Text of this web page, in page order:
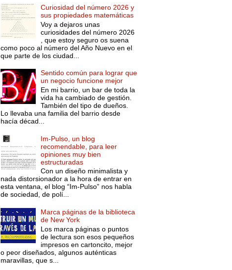
Curiosidad del número 2026 y
sus propiedades matemáticas
Voy a dejaros unas
curiosidades del número 2026
, que estoy seguro os suena
como poco al número del Año Nuevo en el
que parte de los ciudad...
Sentido común para lograr que
un negocio funcione mejor
En mi barrio, un bar de toda la
vida ha cambiado de gestión.
También del tipo de dueños.
Lo llevaba una familia del barrio desde
hacía décad...
Im-Pulso, un blog
recomendable, para leer
opiniones muy bien
estructuradas
Con un diseño minimalista y
nada distorsionador a la hora de entrar en
esta ventana, el blog “Im-Pulso” nos habla
de sociedad, de polí...
Marca páginas de la biblioteca
de New York
Los marca páginas o puntos
de lectura son esos pequeños
impresos en cartoncito, mejor
o peor diseñados, algunos auténticas
maravillas, que s...